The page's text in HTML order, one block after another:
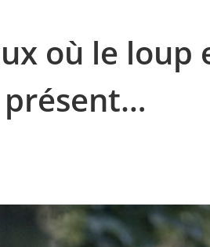
où le loup
présent…